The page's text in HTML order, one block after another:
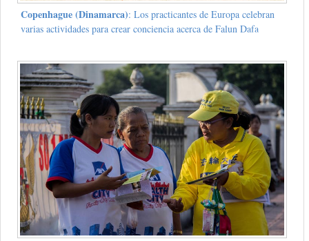
Copenhague (Dinamarca): Los practicantes de Europa celebran
varias actividades para crear conciencia acerca de Falun Dafa